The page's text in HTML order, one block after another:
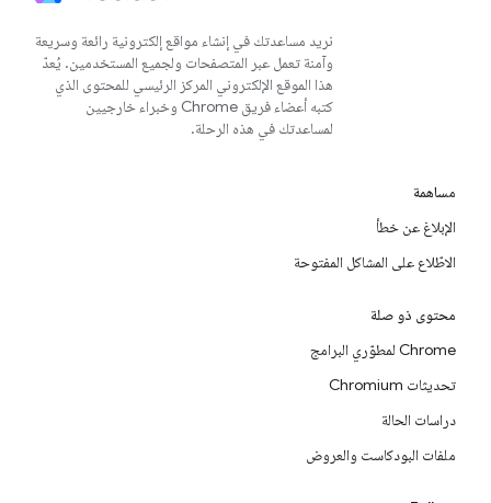
نريد مساعدتك في إنشاء مواقع إلكترونية رائعة وسريعة
وآمنة تعمل عبر المتصفحات ولجميع المستخدمين. يُعدّ
هذا الموقع الإلكتروني المركز الرئيسي للمحتوى الذي
كتبه أعضاء فريق Chrome وخبراء خارجيين
لمساعدتك في هذه الرحلة.
مساهمة
الإبلاغ عن خطأ
الاطّلاع على المشاكل المفتوحة
محتوى ذو صلة
Chrome لمطوّري البرامج
تحديثات Chromium
دراسات الحالة
ملفات البودكاست والعروض